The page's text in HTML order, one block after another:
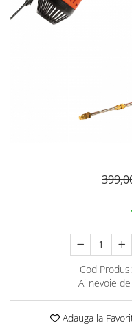
Cod Produs:
Ai nevoie
Adauga la